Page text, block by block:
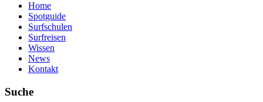
Home
Spotguide
Surfschulen
Surfreisen
Wissen
News
Kontakt
Suche